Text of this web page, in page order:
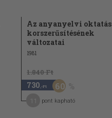
Az anyanyelvi oktatás
korszerűsítésének
változatai
1981
1.840 Ft
730 ,-Ft 60
pont kapható